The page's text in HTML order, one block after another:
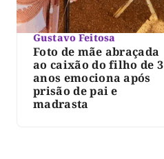
Gustavo Feitosa
Foto de mãe abraçada
ao caixão do filho de 3
anos emociona após
prisão de pai e
madrasta